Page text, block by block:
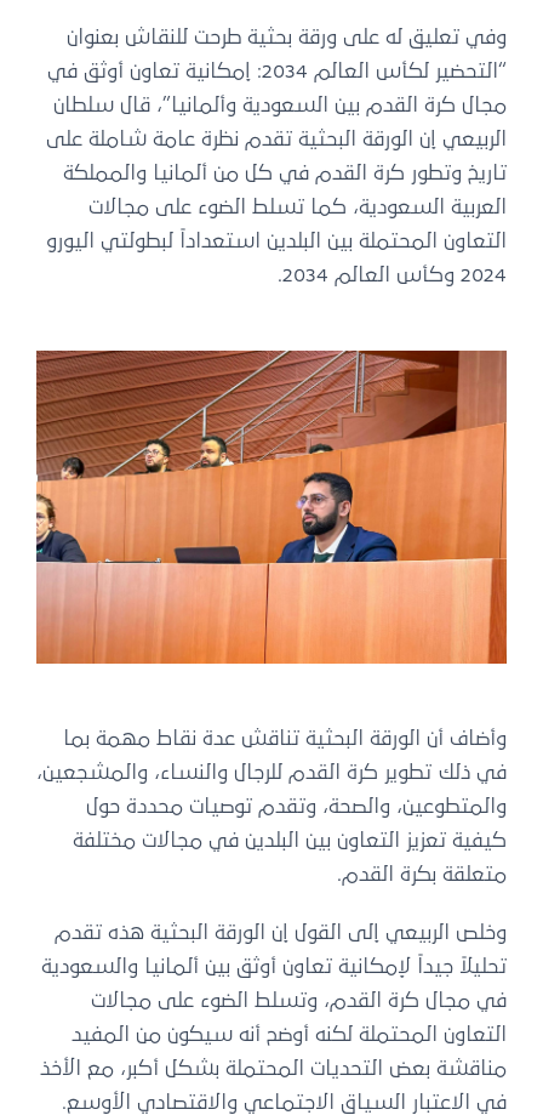
وفي تعليق له على ورقة بحثية طرحت للنقاش بعنوان
“التحضير لكأس العالم 2034: إمكانية تعاون أوثق في
مجال كرة القدم بين السعودية وألمانيا”، قال سلطان
الربيعي إن الورقة البحثية تقدم نظرة عامة شاملة على
تاريخ وتطور كرة القدم في كل من ألمانيا والمملكة
العربية السعودية، كما تسلط الضوء على مجالات
التعاون المحتملة بين البلدين استعداداً لبطولتي اليورو
2024 وكأس العالم 2034.
وأضاف أن الورقة البحثية تناقش عدة نقاط مهمة بما
في ذلك تطوير كرة القدم للرجال والنساء، والمشجعين،
والمتطوعين، والصحة، وتقدم توصيات محددة حول
كيفية تعزيز التعاون بين البلدين في مجالات مختلفة
متعلقة بكرة القدم.
وخلص الربيعي إلى القول إن الورقة البحثية هذه تقدم
تحليلاً جيداً لإمكانية تعاون أوثق بين ألمانيا والسعودية
في مجال كرة القدم، وتسلط الضوء على مجالات
التعاون المحتملة لكنه أوضح أنه سيكون من المفيد
مناقشة بعض التحديات المحتملة بشكل أكبر، مع الأخذ
في الاعتبار السياق الاجتماعي والاقتصادي الأوسع.